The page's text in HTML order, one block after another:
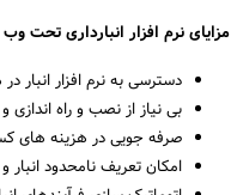
مزایای نرم افزار انبارداری تحت
دسترسی به نرم افزار
بی نیاز از نصب و راه
صرفه جویی در هزینه های
امکان تعریف نامحدود انبار